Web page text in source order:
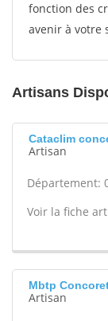
fonction des
avenir à votre
Artisans
Cataclim
Artisan
Département:
Voir la fiche
Mbtp
Artisan